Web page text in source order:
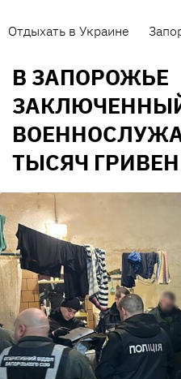
Отдыхать в Украине
В ЗАПОРОЖЬЕ
ТЫСЯЧ ГРИВЕН